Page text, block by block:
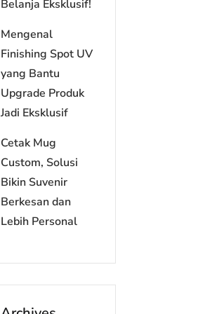
Belanja Eksklusif!
Mengenal
Finishing Spot UV
yang Bantu
Upgrade Produk
Jadi Eksklusif
Cetak Mug
Custom, Solusi
Bikin Suvenir
Berkesan dan
Lebih Personal